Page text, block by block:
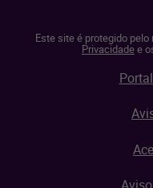
Este site é protegido
Privacidadee